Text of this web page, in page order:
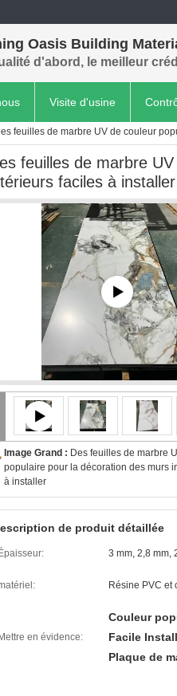
Oasis Building
d'abord, le meilleur
Visite d'usine
feuilles de marbre UV de couleur
feuilles de marbre
faciles à installer
Image Grand : Des feuilles de marbre
populaire pour la décoration des murs
à installer
de produit détaillée
3 mm, 2,8 mm,
Résine PVC et
en évidence:
Couleur
Facile
Plaque de